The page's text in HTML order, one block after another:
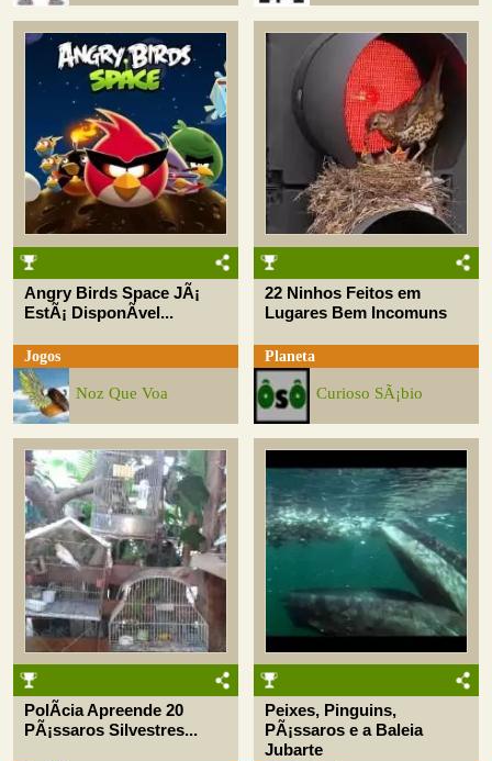
Angry Birds Space JÃ¡
EstÃ¡ DisponÃ­vel...
Jogos
Noz Que Voa
22 Ninhos Feitos em
Lugares Bem Incomuns
Planeta
Curioso SÃ¡bio
PolÃ­cia Apreende 20
PÃ¡ssaros Silvestres...
Peixes, Pinguins,
PÃ¡ssaros e a Baleia
Jubarte